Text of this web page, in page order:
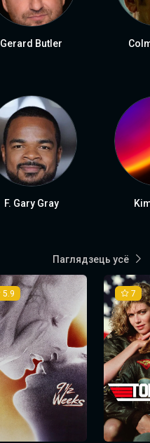
Gerard Butler
F. Gary Gray
Паглядзець усё
5.9 7